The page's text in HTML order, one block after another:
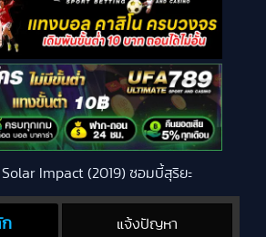
Impact (2019) ซอมบี้สุริยะ
ก แจ้งปัญหา